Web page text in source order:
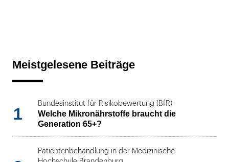
Meistgelesene Beiträge
1
Bundesinstitut für Risikobewertung (BfR)
Welche Mikronährstoffe braucht die
Generation 65+?
Patientenbehandlung in der Medizinische